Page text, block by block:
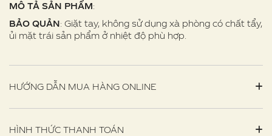
MÔ TẢ SẢN PHẨM:
BẢO QUẢN: Giặt tay, không sử dụng xà phòng có chất tẩy,
ủi mặt trái sản phẩm ở nhiệt độ phù hợp.
HƯỚNG DẪN MUA HÀNG ONLINE
HÌNH THỨC THANH TOÁN